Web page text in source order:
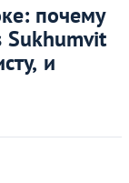
почему
Sukhumvit
и